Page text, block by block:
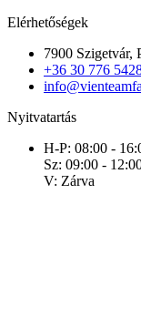
Elérhetőségek
7900 Szigetvár,
+36 30 776
Nyitvatartás
H-P: 08:00 -
Sz: 09:00 -
V: Zárva